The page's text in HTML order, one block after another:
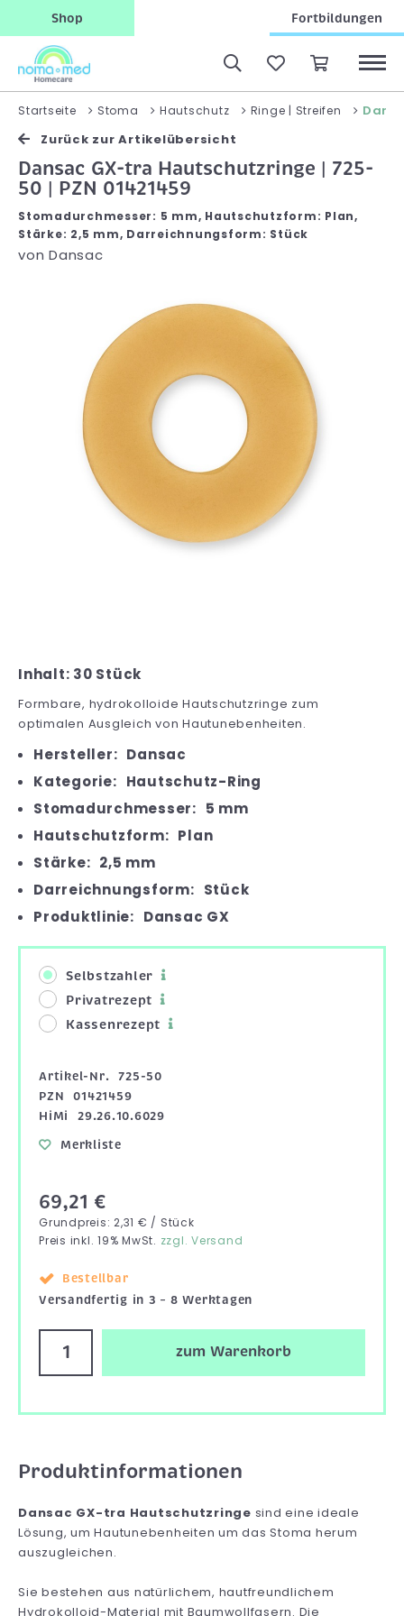
Shop Fortbildungen
Startseite Stoma Hautschutz Ringe | Streifen
Zurück zur Artikelübersicht
Dansac GX-tra Hautschutzringe | 725-
50 | PZN 01421459
Stomadurchmesser: 5 mm, Hautschutzform: Plan,
Stärke: 2,5 mm, Darreichnungsform: Stück
von Dansac
Inhalt: 30 Stück
Formbare, hydrokolloide Hautschutzringe zum
optimalen Ausgleich von Hautunebenheiten.
Hersteller: Dansac
Kategorie: Hautschutz-Ring
Stomadurchmesser: 5 mm
Hautschutzform: Plan
Stärke: 2,5 mm
Darreichnungsform: Stück
Produktlinie: Dansac GX
Selbstzahler
Privatrezept
Kassenrezept
Artikel-Nr.
725-50
PZN
01421459
HiMi
29.26.10.6029
Merkliste
69,21 €
Grundpreis: 2,31 € / Stück
Preis inkl. 19% MwSt. zzgl. Versand
Bestellbar
Versandfertig in 3 – 8 Werktagen
zum Warenkorb
Produktinformationen
Dansac GX-tra Hautschutzringe sind eine ideale
Lösung, um Hautunebenheiten um das Stoma herum
auszugleichen.
Sie bestehen aus natürlichem, hautfreundlichem
Hydrokolloid-Material mit Baumwollfasern. Die